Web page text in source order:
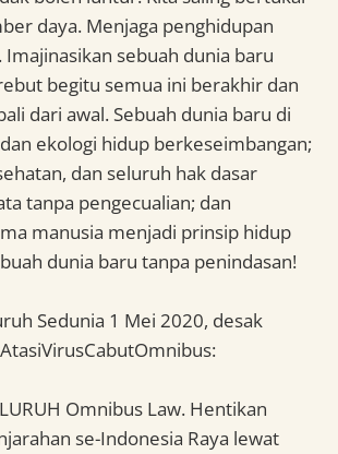
daya. Menjaga penghidupan
Imajinasikan sebuah dunia baru
begitu semua ini berakhir dan
dari awal. Sebuah dunia baru di
ekologi hidup berkeseimbangan;
dan seluruh hak dasar
tanpa pengecualian; dan
manusia menjadi prinsip hidup
dunia baru tanpa penindasan!
Sedunia 1 Mei 2020, desak
Omnibus Law. Hentikan
se-Indonesia Raya lewat